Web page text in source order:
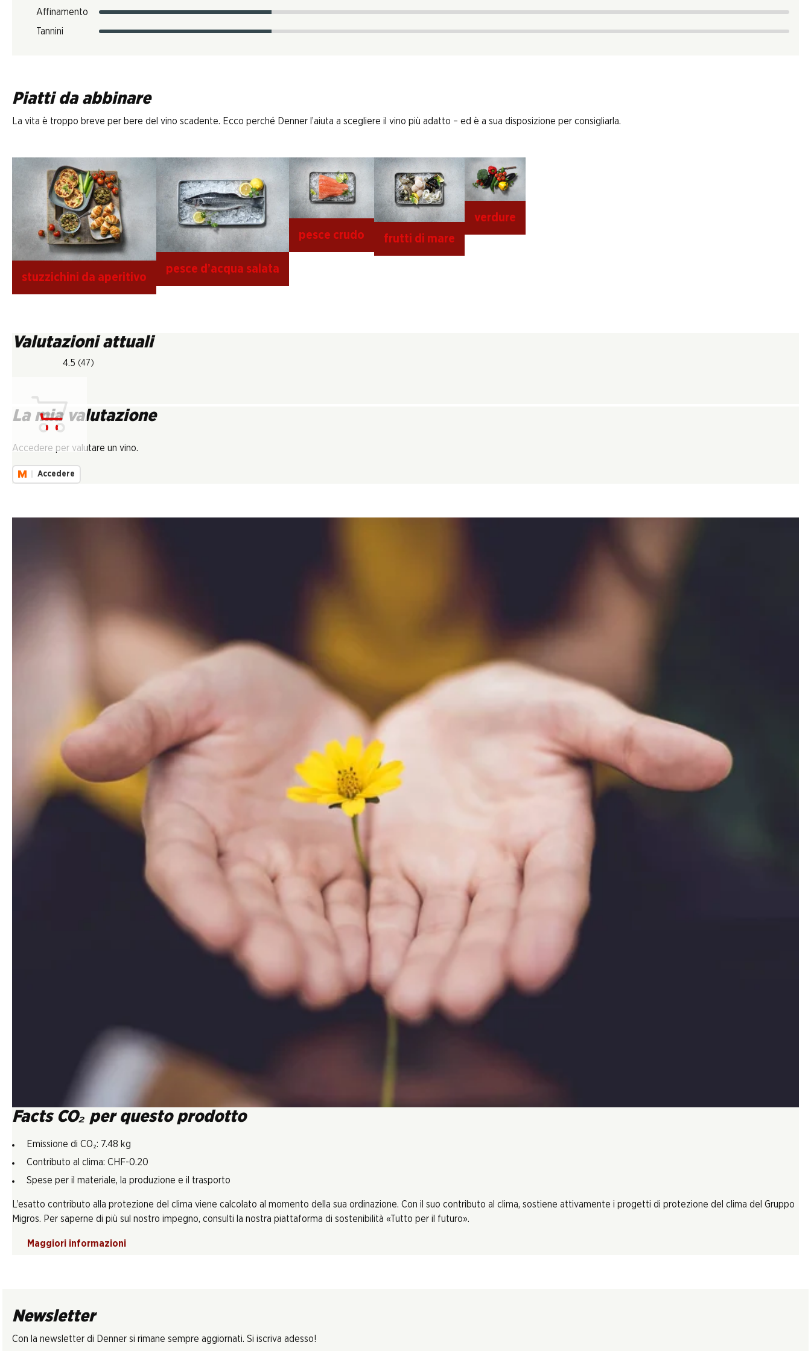
Affinamento
Tannini
Piatti da abbinare
La vita è troppo breve per bere del vino scadente. Ecco perché Denner l’aiuta a scegliere il vino più adatto – ed è a sua disposizione per consigliarla.
stuzzichini da aperitivo
pesce d’acqua salata
pesce crudo frutti di mare
verdure
Valutazioni attuali
4.5 (47)
La mia valutazione
Accedere per valutare un vino.
Accedere
Facts CO₂ per questo prodotto
Emissione di CO₂: 7.48 kg
Contributo al clima: CHF-0.20
Spese per il materiale, la produzione e il trasporto
L’esatto contributo alla protezione del clima viene calcolato al momento della sua ordinazione. Con il suo contributo al clima, sostiene attivamente i progetti di protezione del clima del Gruppo
Migros. Per saperne di più sul nostro impegno, consulti la nostra piattaforma di sostenibilità «Tutto per il futuro».
Maggiori informazioni
Newsletter
Con la newsletter di Denner si rimane sempre aggiornati. Si iscriva adesso!